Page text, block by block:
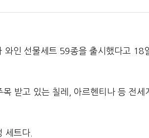
와인 선물세트 59종을 출시했다고 18
받고 있는 칠레, 아르헨티나 등 전세
세트다.